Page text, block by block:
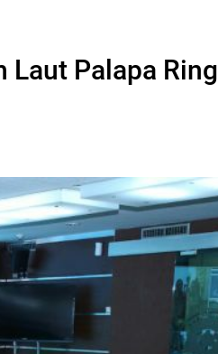
Laut Palapa Ring